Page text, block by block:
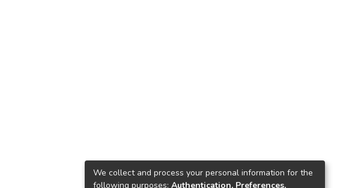
We collect and process your personal information for the
following purposes: Authentication, Preferences,